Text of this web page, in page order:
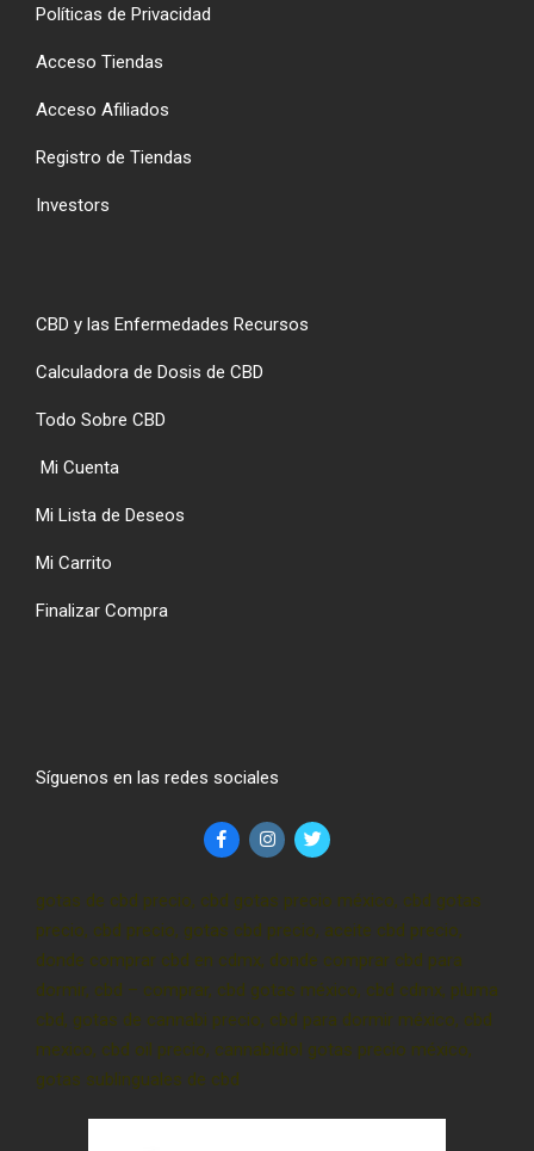
Políticas de Privacidad
Acceso Tiendas
Acceso Afiliados
Registro de Tiendas
Investors
CBD y las Enfermedades Recursos
Calculadora de Dosis de CBD
Todo Sobre CBD
Mi Cuenta
Mi Lista de Deseos
Mi Carrito
Finalizar Compra
Síguenos en las redes sociales
gotas de cbd precio, cbd gotas precio méxico, cbd gotas
precio, cbd precio, gotas cbd precio, aceite cbd precio,
donde comprar cbd en cdmx, donde comprar cbd para
dormir, cbd – comprar, cbd gotas méxico, cbd cdmx, pluma
cbd, gotas de cannabi precio, cbd para dormir méxico, cbd
mexico, cbd oil precio, cannabidiol gotas precio méxico,
gotas sublinguales de cbd